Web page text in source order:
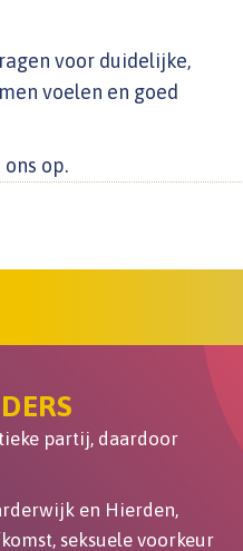
voor duidelijke,
voelen en goed
op.
partij, daardoor
en Hierden,
seksuele voorkeur